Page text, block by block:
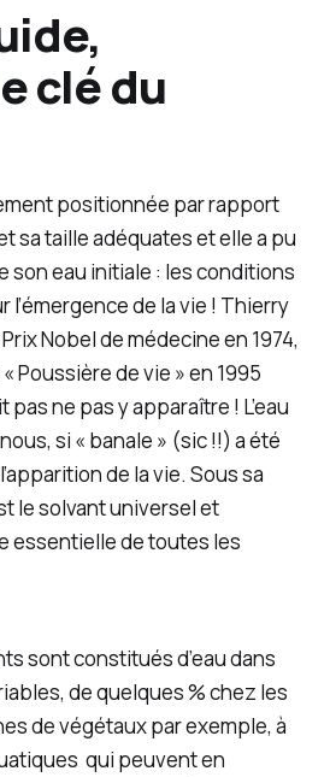
clé du
positionnée par rapport
sa taille adéquates et elle a pu
son eau initiale : les conditions
de la vie ! Thierry
Nobel de médecine en 1974,
Poussière de vie » en 1995
pas ne pas y apparaître ! L’eau
si « banale » (sic!!) a été
de la vie. Sous sa
le solvant universel et
essentielle de toutes les
sont constitués d’eau dans
de quelques % chez les
de végétaux par exemple, à
qui peuvent en